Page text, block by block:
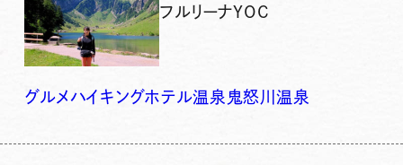
フルリーナYOC
グルメハイキングホテル温泉 鬼怒川温泉